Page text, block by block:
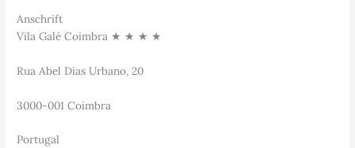
Anschrift
Vila Galé Coimbra ★ ★ ★ ★
Rua Abel Dias Urbano, 20
3000-001 Coimbra
Portugal